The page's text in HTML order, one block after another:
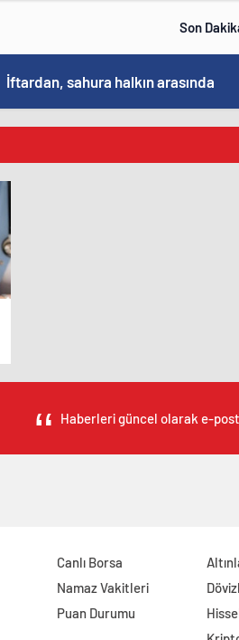
Son
Haberleri güncel olarak e-
Canlı Borsa
Namaz Vakitleri
Puan Durumu